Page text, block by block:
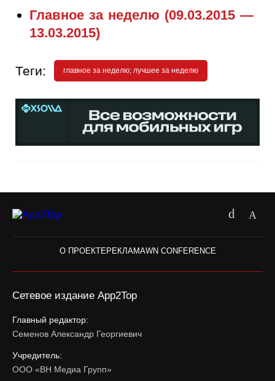
Главное за неделю (09.03.2015 —
13.03.2015)
Теги: главное за неделю; лучшее за неделю
О ПРОЕКТЕ РЕКЛАМАWN CONFERENCE
Сетевое издание App2Top
Главный редактор:
Семенов Александр Георгиевич
Учредитель:
ООО «ВН Медиа Групп»